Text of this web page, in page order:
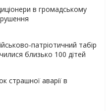
в громадському
патріотичний табір
близько 100 дітей
страшної аварії в